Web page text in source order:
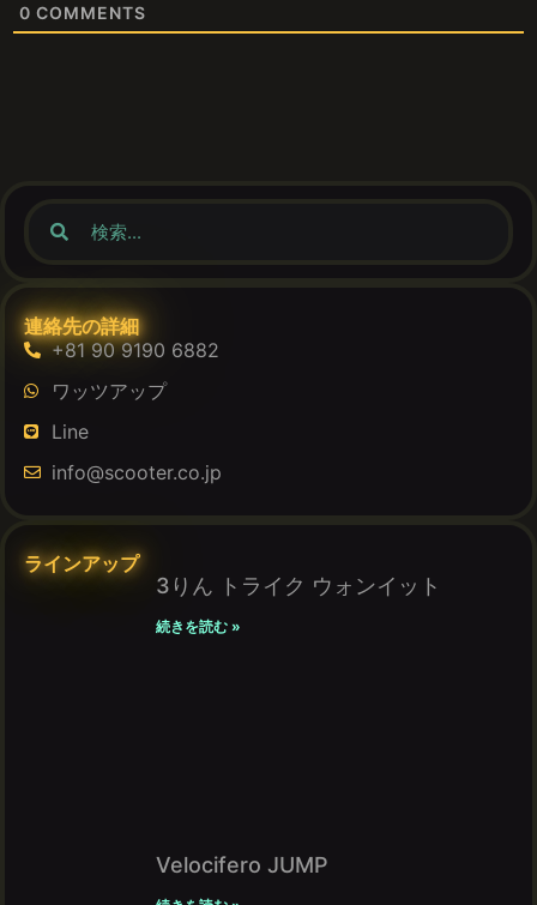
0 COMMENTS
連絡先の詳細
+81 90 9190 6882
ワッツアップ
Line
info@scooter.co.jp
ラインアップ
3りん トライク ウォンイット
続きを読む »
Velocifero JUMP